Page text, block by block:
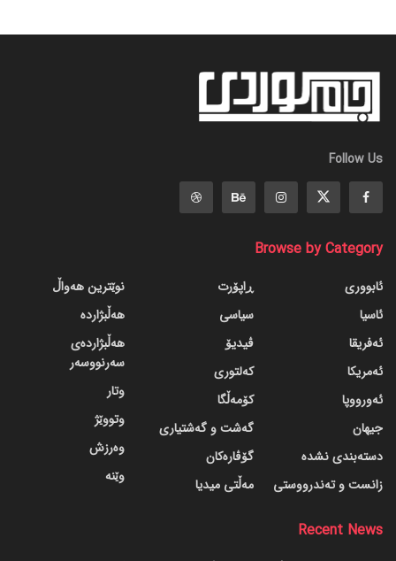
Follow Us
Browse by Category
ئابووری
ئاسیا
ئەفریقا
ئەمریکا
ئەورووپا
جیهان
دسته‌بندی نشده
زانست و تەندرووستی
ڕاپۆرت
سیاسی
ڤیدیۆ
کەلتوری
کۆمەڵگا
گه‌شت و گه‌شتیاری
گۆڤاره‌کان
مەڵتی میدیا
نوێترین هەواڵ
هەڵبژاردە
هەڵبژاردەی
سەرنووسەر
وتار
وتووێژ
وەرزش
وێنە
Recent News